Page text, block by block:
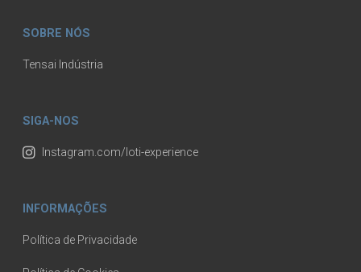
SOBRE NÓS
Tensai Indústria
SIGA-NOS
Instagram.com/loti-experience
INFORMAÇÕES
Política de Privacidade